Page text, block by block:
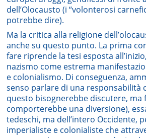
dell’Olocausto (i “volonterosi
potrebbe dire).
Ma la critica alla religione
anche su questo punto. La prima
fare riprende la tesi esposta
nazismo come estrema
e colonialismo. Di conseguenza,
senso parlare di una responsabilità
questo bisognerebbe discutere, ma
comporterebbe una diversione),
tedeschi, ma dell’intero Occidente,
imperialiste e colonialiste che